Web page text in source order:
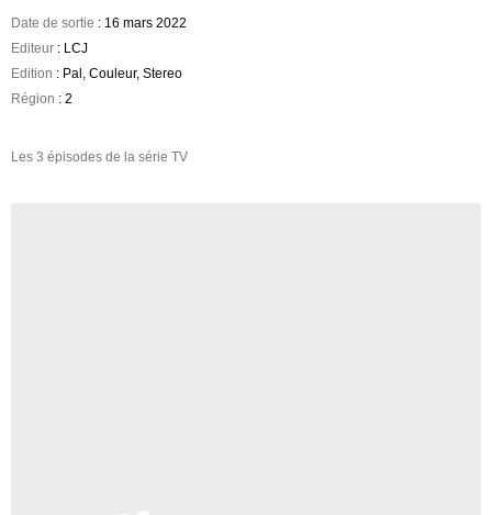
Date de sortie : 16 mars 2022
Editeur : LCJ
Edition : Pal, Couleur, Stereo
Région : 2
Les 3 épisodes de la série TV